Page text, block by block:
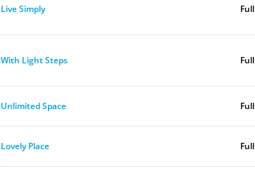
Live Simply Full
With Light Steps Full
Unlimited Space Full
Lovely Place Full